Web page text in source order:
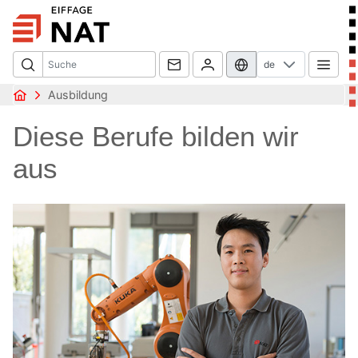
de
Ausbildung
Diese Berufe bilden wir
aus